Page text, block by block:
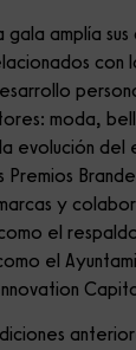
gala amplía
con
moda,
evolución del
Premios
y
el
el